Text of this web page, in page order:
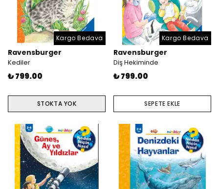
Kargo Bedava
Ravensburger
Kediler
₺ 799.00
STOKTA YOK
Kargo Bedava
Ravensburger
Diş Hekiminde
₺ 799.00
SEPETE EKLE